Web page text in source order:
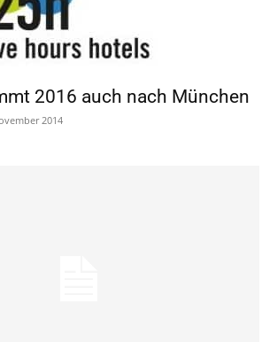
2016 auch nach München
2014